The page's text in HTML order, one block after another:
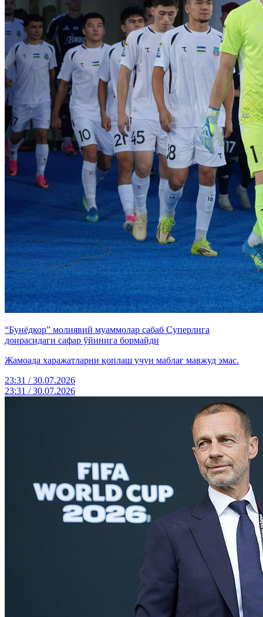
“Бунёдкор” молиявий муаммолар сабаб Суперлига
доирасидаги сафар ўйинига бормайди
Жамоада харажатларни қоплаш учун маблағ мавжуд эмас.
23:31 / 30.07.2026
23:31 / 30.07.2026